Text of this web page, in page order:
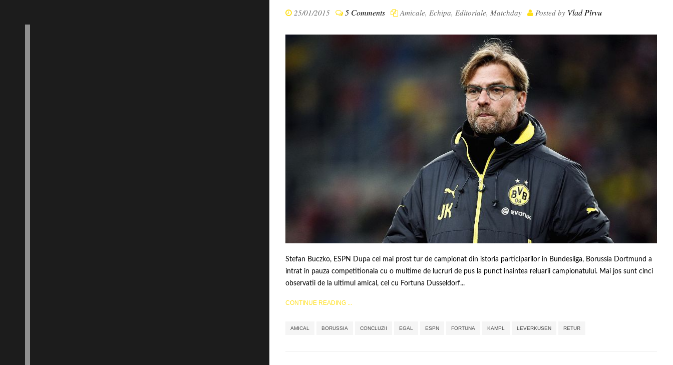
25/01/2015 5 Comments Amicale, Echipa, Editoriale, Matchday Posted by Vlad Pîrvu
Stefan Buczko, ESPN Dupa cel mai prost tur de campionat din istoria participarilor in Bundesliga, Borussia Dortmund a
intrat in pauza competitionala cu o multime de lucruri de pus la punct inaintea reluarii campionatului. Mai jos sunt cinci
observatii de la ultimul amical, cel cu Fortuna Dusseldorf...
CONTINUE READING ...
AMICAL BORUSSIA CONCLUZII EGAL ESPN FORTUNA KAMPL LEVERKUSEN RETUR